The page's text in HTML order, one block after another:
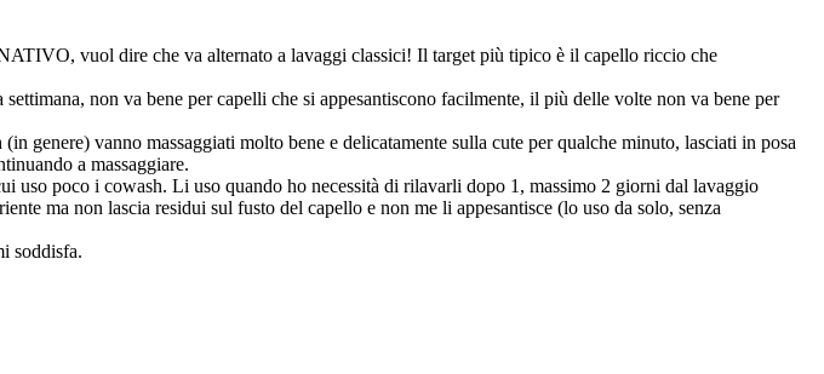
vuol dire che va alternato a lavaggi classici! Il target più tipico è il capello riccio che
non va bene per capelli che si appesantiscono facilmente, il più delle volte non va bene per
genere) vanno massaggiati molto bene e delicatamente sulla cute per qualche minuto, lasciati in posa
a massaggiare.
uso poco i cowash. Li uso quando ho necessità di rilavarli dopo 1, massimo 2 giorni dal lavaggio
ma non lascia residui sul fusto del capello e non me li appesantisce (lo uso da solo, senza
soddisfa.